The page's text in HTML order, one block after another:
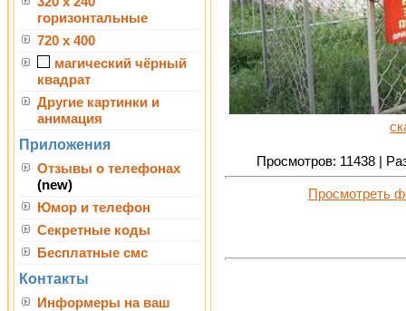
горизонтальные
720 x 400
магический чёрный
квадрат
Другие картинки и
анимация
Приложения
Отзывы о телефонах
(new)
Юмор и телефон
Секретные коды
Бесплатные смс
Контакты
Информеры на ваш
Просмотров: 11438 |
Просмотреть